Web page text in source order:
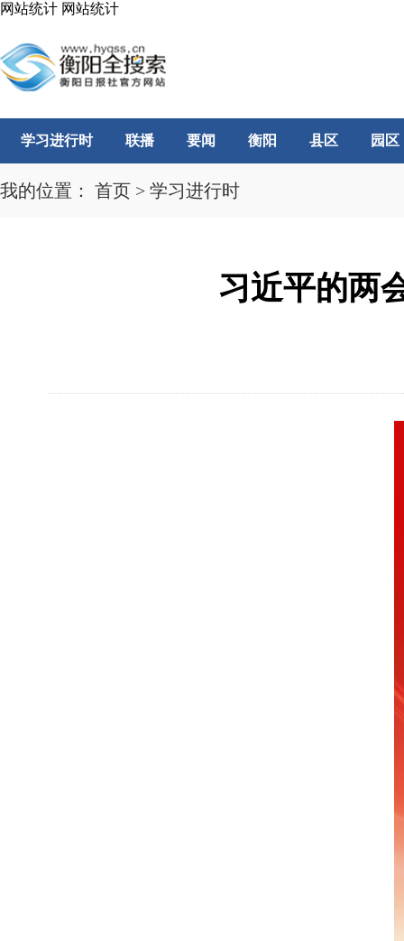
网站统计 网站统计
学习进行时 联播 要闻 衡阳 县区 园区
我的位置： 首页 > 学习进行时
习近平的两